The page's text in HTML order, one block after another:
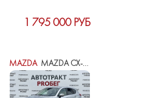
1 795 000 РУБ
MAZDAMAZDA CX-5 I РЕСТАЙЛИНГ